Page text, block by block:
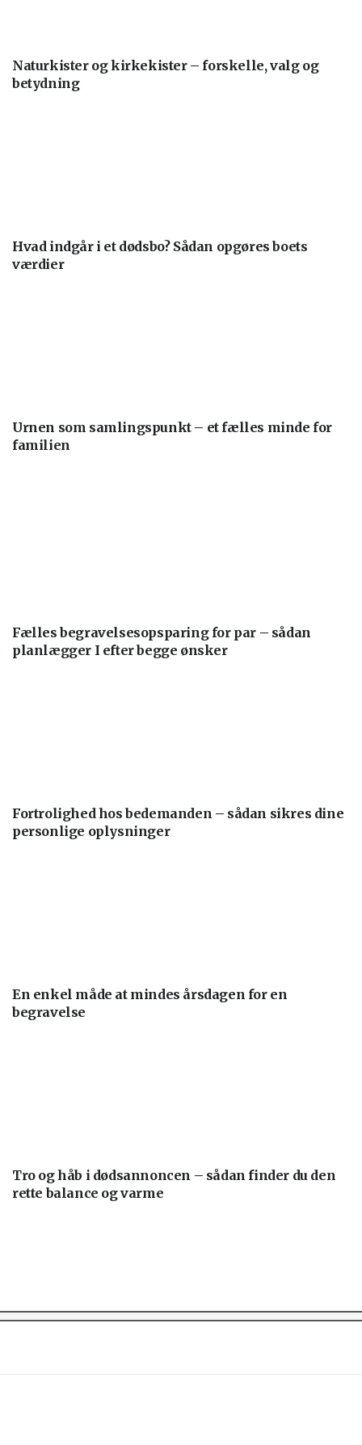
Naturkister og kirkekister – forskelle, valg og
betydning
Hvad indgår i et dødsbo? Sådan opgøres boets
værdier
Urnen som samlingspunkt – et fælles minde for
familien
Fælles begravelsesopsparing for par – sådan
planlægger I efter begge ønsker
Fortrolighed hos bedemanden – sådan sikres dine
personlige oplysninger
En enkel måde at mindes årsdagen for en
begravelse
Tro og håb i dødsannoncen – sådan finder du den
rette balance og varme